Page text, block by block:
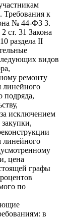
Требования к
№ 44-ФЗ 3.
ст. 31 Закона
раздела II
видов
ремонту
линейного
подряда,
исключением
линейного
цена
графы
по
в